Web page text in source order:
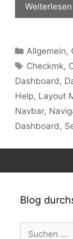
Kategorien
Allgemein,
Checkmk,
Dashboard ,
Help, Layout
Navbar,
Dashboard ,
Blog